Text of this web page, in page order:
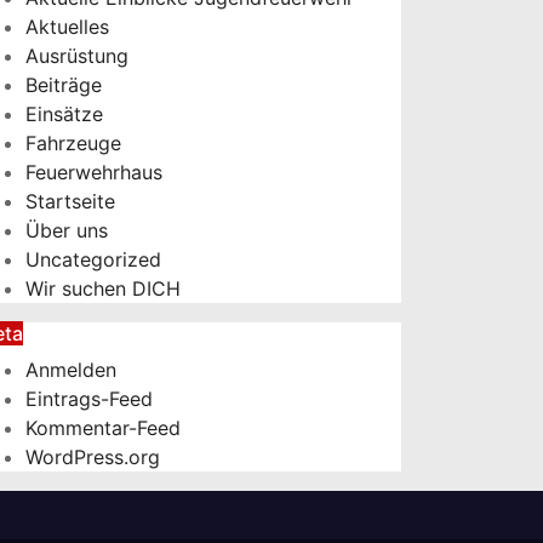
Aktuelles
Ausrüstung
Beiträge
Einsätze
Fahrzeuge
Feuerwehrhaus
Startseite
Über uns
Uncategorized
Wir suchen DICH
Anmelden
Eintrags-Feed
Kommentar-Feed
WordPress.org